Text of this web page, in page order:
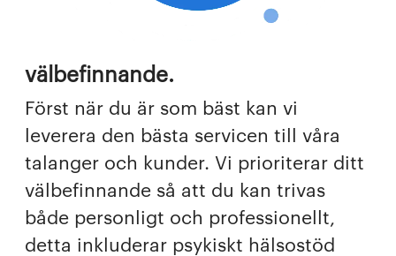
välbefinnande.
Först när du är som bäst kan vi
leverera den bästa servicen till våra
talanger och kunder. Vi prioriterar ditt
välbefinnande så att du kan trivas
både personligt och professionellt,
detta inkluderar psykiskt hälsostöd